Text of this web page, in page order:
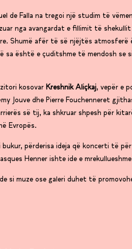
de Falla na tregoi një studim të
nga avangardat e fillimit të
Shumë afër të së njëjtës atmosferë
sa është e çuditshme të mendosh
kosovar Kreshnik Aliçkaj, vepër e
Jouve dhe Pierre Fouchenneret
së tij, ka shkruar shpesh për
Evropës.
përderisa ideja që koncerti të
Henner ishte ide e
si muze ose galeri duhet të